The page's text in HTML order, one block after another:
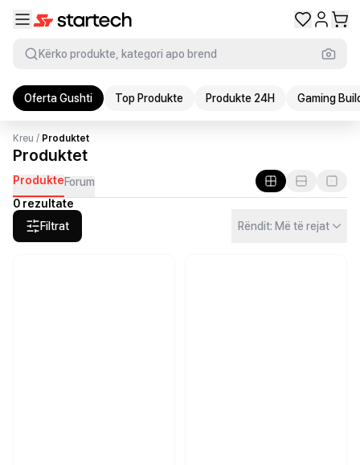
Kërko produkte, kategori apo brend
Oferta Gushti Top Produkte Produkte 24H Gaming
Kreu / Produktet
Produktet
ProdukteForum
0 rezultate
Filtrat
Rëndit: Më të rejat